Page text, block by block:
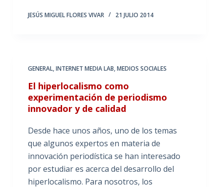
JESÚS MIGUEL FLORES VIVAR 21 JULIO 2014
GENERAL,INTERNET MEDIA LAB,MEDIOS SOCIALES
El hiperlocalismo como
experimentación de periodismo
innovador y de calidad
Desde hace unos años, uno de los temas
que algunos expertos en materia de
innovación periodística se han interesado
por estudiar es acerca del desarrollo del
hiperlocalismo. Para nosotros, los